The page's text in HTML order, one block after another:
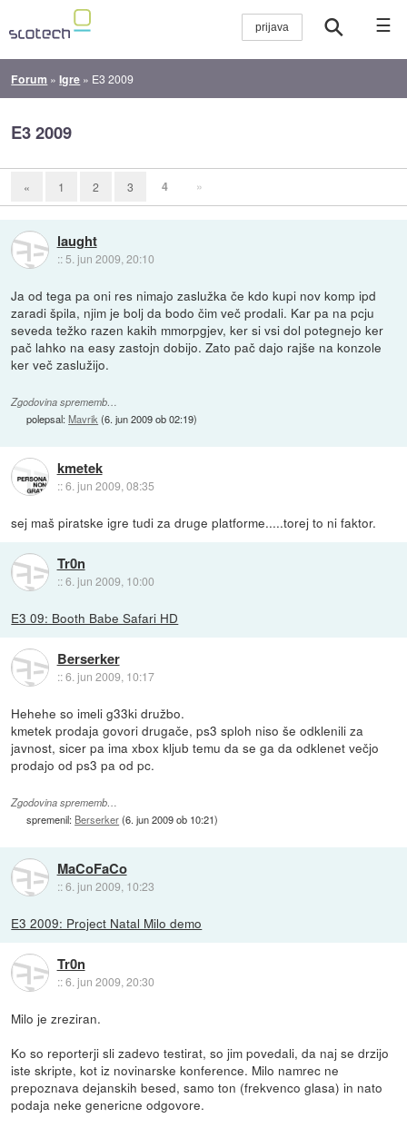
☰
Forum »Igre » E3 2009
E3 2009
« 1 2 3 4 »
laught
:: 5. jun 2009, 20:10
Ja od tega pa oni res nimajo zaslužka če kdo kupi nov komp ipd
zaradi špila, njim je bolj da bodo čim več prodali. Kar pa na pcju
seveda težko razen kakih mmorpgjev, ker si vsi dol potegnejo ker
pač lahko na easy zastojn dobijo. Zato pač dajo rajše na konzole
ker več zaslužijo.
Zgodovina sprememb…
polepsal:Mavrik (6. jun 2009 ob 02:19)
kmetek
::6. jun 2009, 08:35
sej maš piratske igre tudi za druge platforme.....torej to ni faktor.
Tr0n
::6. jun 2009, 10:00
E3 09: Booth Babe Safari HD
Berserker
::6. jun 2009, 10:17
Hehehe so imeli g33ki družbo.
kmetek prodaja govori drugače, ps3 sploh niso še odklenili za
javnost, sicer pa ima xbox kljub temu da se ga da odklenet večjo
prodajo od ps3 pa od pc.
Zgodovina sprememb…
spremenil: Berserker(6. jun 2009 ob 10:21)
MaCoFaCo
::6. jun 2009, 10:23
E3 2009: Project Natal Milo demo
Tr0n
::6. jun 2009, 20:30
Milo je zreziran.
Ko so reporterji sli zadevo testirat, so jim povedali, da naj se drzijo
iste skripte, kot iz novinarske konference. Milo namrec ne
prepoznava dejanskih besed, samo ton (frekvenco glasa) in nato
podaja neke genericne odgovore.